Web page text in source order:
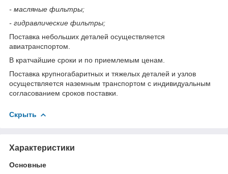
- масляные фильтры;
- гидравлические фильтры;
Поставка небольших деталей осуществляется
авиатранспортом.
В кратчайшие сроки и по приемлемым ценам.
Поставка крупногабаритных и тяжелых деталей и узлов
осуществляется наземным транспортом с индивидуальным
согласованием сроков поставки.
Скрыть
Характеристики
Основные